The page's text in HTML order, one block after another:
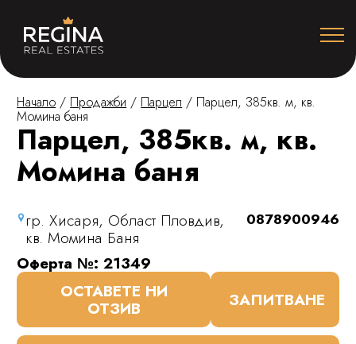
Начало / Продажби / Парцел / Парцел, 385кв. м, кв.
Момина баня
Парцел, 385кв. м, кв.
Момина баня
гр. Хисаря, Област Пловдив,
кв. Момина Баня
0878900946
Оферта №: 21349
ОСТАВЕТЕ НИ
ОТЗИВ ЗАПИТВАНЕ